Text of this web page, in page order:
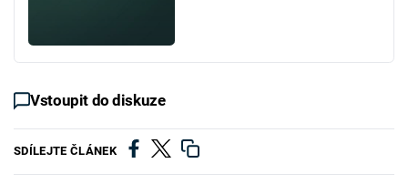
Vstoupit do diskuze
SDÍLEJTE ČLÁNEK